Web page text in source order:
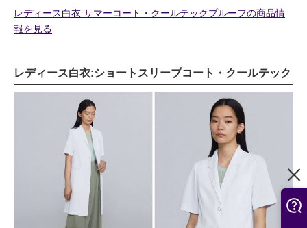
レディース白衣:サマーコート・クールテックプルーフの商品情
報を見る
レディース白衣:ショートスリーブコート・クールテック